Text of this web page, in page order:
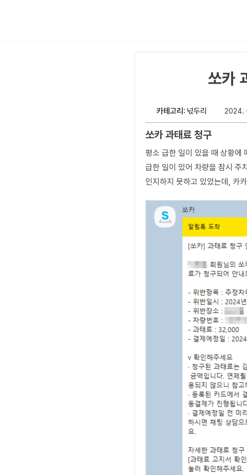
쏘카
카테고리: 넋두리 2024.
쏘카 과태료 청구
평소 급한 일이 있을 때 상황에
급한 일이 있어 차량을 잠시 주
인지하지 못하고 있었는데, 카